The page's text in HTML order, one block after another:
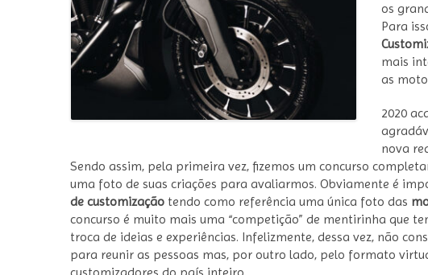
os
Para
mais
as
2020
nova
Sendo assim, pela primeira vez, fizemos um concurso
uma foto de suas criações para avaliarmos. Obviamente é
de customização tendo como referência uma única foto das
concurso é muito mais uma “competição” de mentirinha que
troca de ideias e experiências. Infelizmente, dessa vez, não
para reunir as pessoas mas, por outro lado, pelo formato